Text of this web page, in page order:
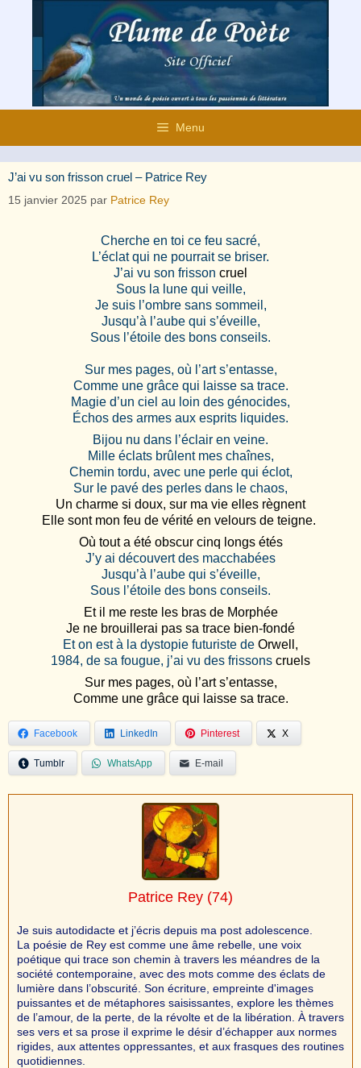
contenu
Menu
J’ai vu son frisson cruel – Patrice Rey
15 janvier 2025 par Patrice Rey
Cherche en toi ce feu sacré,
L’éclat qui ne pourrait se briser.
J’ai vu son frisson cruel
Sous la lune qui veille,
Je suis l’ombre sans sommeil,
Jusqu’à l’aube qui s’éveille,
Sous l’étoile des bons conseils.
Sur mes pages, où l’art s’entasse,
Comme une grâce qui laisse sa trace.
Magie d’un ciel au loin des génocides,
Échos des armes aux esprits liquides.
Bijou nu dans l’éclair en veine.
Mille éclats brûlent mes chaînes,
Chemin tordu, avec une perle qui éclot,
Sur le pavé des perles dans le chaos,
Un charme si doux, sur ma vie elles règnent
Elle sont mon feu de vérité en velours de teigne.
Où tout a été obscur cinq longs étés
J’y ai découvert des macchabées
Jusqu’à l’aube qui s’éveille,
Sous l’étoile des bons conseils.
Et il me reste les bras de Morphée
Je ne brouillerai pas sa trace bien-fondé
Et on est à la dystopie futuriste de Orwell,
1984, de sa fougue, j’ai vu des frissons cruels
Sur mes pages, où l’art s’entasse,
Comme une grâce qui laisse sa trace.
Facebook LinkedIn Pinterest X
Tumblr WhatsApp E-mail
Patrice Rey (74)
Je suis autodidacte et j’écris depuis ma post adolescence.
La poésie de Rey est comme une âme rebelle, une voix
poétique qui trace son chemin à travers les méandres de la
société contemporaine, avec des mots comme des éclats de
lumière dans l’obscurité. Son écriture, empreinte d'images
puissantes et de métaphores saisissantes, explore les thèmes
de l’amour, de la perte, de la révolte et de la libération. À travers
ses vers et sa prose il exprime le désir d’échapper aux normes
rigides, aux attentes oppressantes, et aux frasques des routines
quotidiennes.